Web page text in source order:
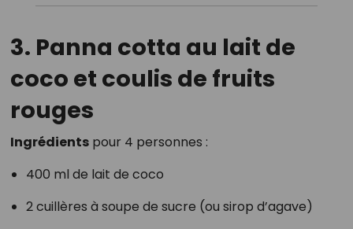
3. Panna cotta au lait de
coco et coulis de fruits
rouges
Ingrédientspour 4 personnes :
400 ml de lait de coco
2 cuillères à soupe de sucre (ou sirop d’agave)